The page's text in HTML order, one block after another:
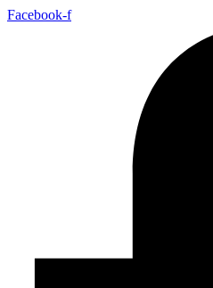
Facebook-f